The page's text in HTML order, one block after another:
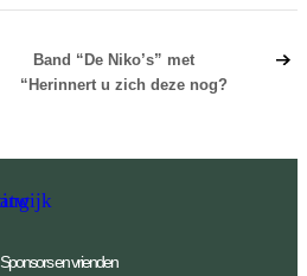
Band “De Niko’s” met
“Herinnert u zich deze nog?
Sponsors en vrienden